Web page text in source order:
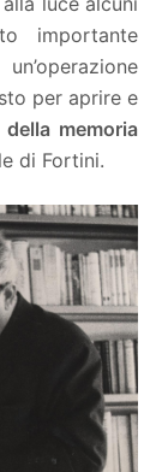
importante
per aprire e
della memoria
di Fortini.